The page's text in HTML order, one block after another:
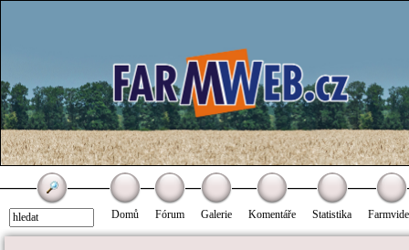
Domů Fórum Galerie Komentáře Statistika